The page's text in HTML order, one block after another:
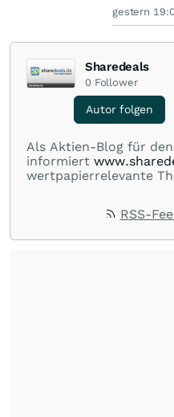
gestern
Sharedeals
0 Follower
Autor folgen
Als Aktien-Blog für
informiert
wertpapierrelevante
sharedeals.de
RSS-